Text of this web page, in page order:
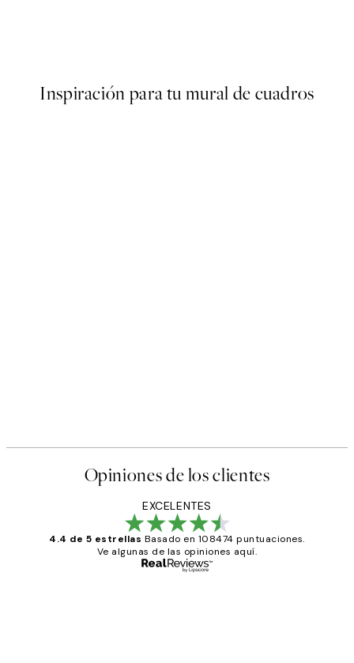
Inspiración para tu mural de cuadros
Opiniones de los clientes
EXCELENTES
4.4 de 5 estrellas Basado en 108474 puntuaciones.
Ve algunas de las opiniones aquí.